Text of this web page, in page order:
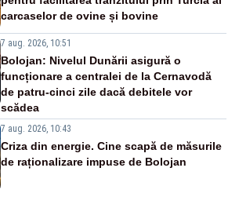
carcaselor de ovine și bovine
7 aug. 2026, 10:51
Bolojan: Nivelul Dunării asigură o
funcționare a centralei de la Cernavodă
de patru-cinci zile dacă debitele vor
scădea
7 aug. 2026, 10:43
Criza din energie. Cine scapă de măsurile
de raționalizare impuse de Bolojan